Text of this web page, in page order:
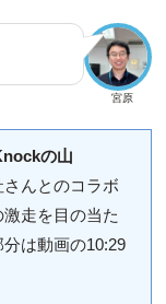
宮原
の山
さんとのコラボ
走を目の当た
は動画の10:29